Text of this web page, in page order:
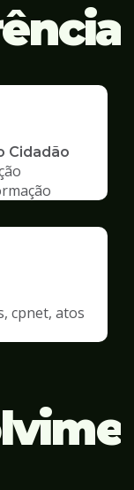
Cidadão
cpnet, atos